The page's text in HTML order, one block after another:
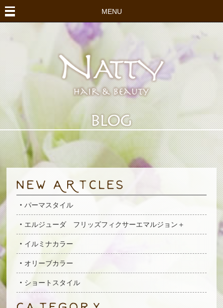
MENU
パーマスタイル
エルジューダ フリッズフィクサーエマルジョン＋
イルミナカラー
オリーブカラー
ショートスタイル